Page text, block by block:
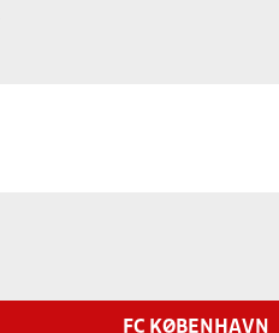
FC KØBENHAVN